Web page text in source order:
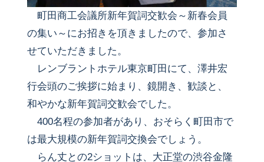
町田商工会議所新年賀詞交歓会～新春会員
の集い～にお招きを頂きましたので、参加さ
せていただきました。
レンブラントホテル東京町田にて、澤井宏
行会頭のご挨拶に始まり、鏡開き、歓談と、
和やかな新年賀詞交歓会でした。
400名程の参加者があり、おそらく町田市で
は最大規模の新年賀詞交換会でしょう。
らん丈との2ショットは、大正堂の渋谷金隆